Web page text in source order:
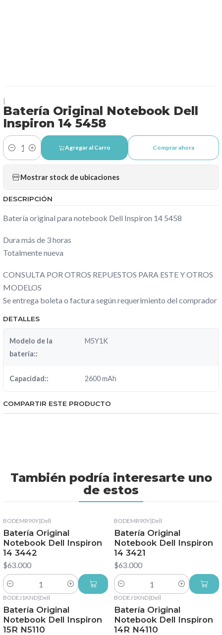
Batería Original Notebook Dell
Inspiron 14 5458
Cantidad
Agregar al Carro Comprar ahora
Mostrar stock de ubicaciones
DESCRIPCIÓN
Batería original para notebook Dell Inspiron 14 5458
Dura más de 3 horas
Totalmente nueva
CONSULTA POR OTROS REPUESTOS PARA ESTE Y OTROS
MODELOS
Se entrega boleta o factura según requerimiento del comprador
DETALLES
Modelo de la
batería::
M5Y1K
Capacidad:: 2600 mAh
COMPARTIR ESTE PRODUCTO
También podría interesarte uno
de estos
BODEMR90Y|Dell
Batería Original
Notebook Dell Inspiron
14 3442
$63.000
Cantidad
BODEMR90Y|Dell
Batería Original
Notebook Dell Inspiron
14 3421
$63.000
Cantidad
BODEJ1KND|Dell
Batería Original
Notebook Dell Inspiron
15R N5110
BODEJ1KND|Dell
Batería Original
Notebook Dell Inspiron
14R N4110